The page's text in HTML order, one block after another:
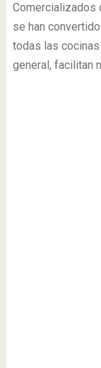
Comercializados
se han
todas las cocinas
general, facilitan